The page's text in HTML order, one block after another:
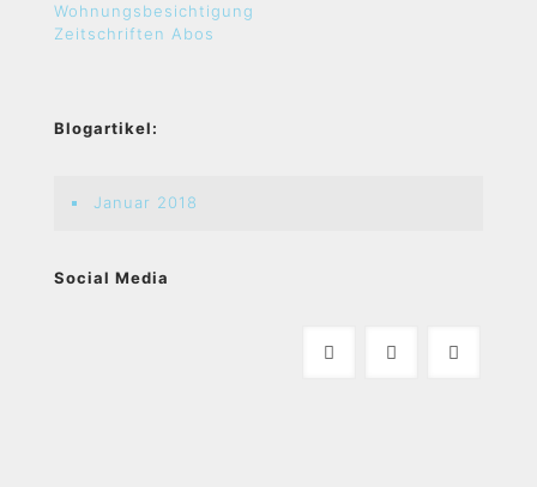
Wohnungsbesichtigung
Zeitschriften Abos
Blogartikel:
Januar 2018
Social Media